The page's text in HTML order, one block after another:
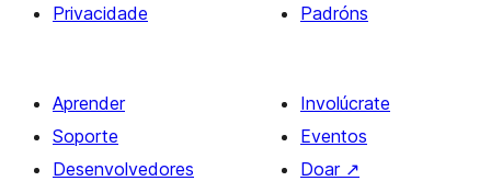
Privacidade
Padróns
Aprender
Soporte
Desenvolvedores
Involúcrate
Eventos
Doar ↗